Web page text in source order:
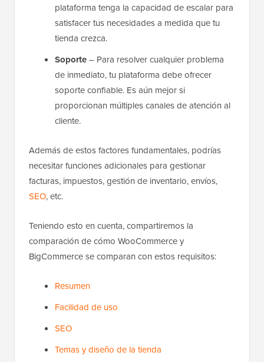
plataforma tenga la capacidad de escalar para
satisfacer tus necesidades a medida que tu
tienda crezca.
Soporte– Para resolver cualquier problema
de inmediato, tu plataforma debe ofrecer
soporte confiable. Es aún mejor si
proporcionan múltiples canales de atención al
cliente.
Además de estos factores fundamentales, podrías
necesitar funciones adicionales para gestionar
facturas, impuestos, gestión de inventario, envíos,
SEO, etc.
Teniendo esto en cuenta, compartiremos la
comparación de cómo WooCommerce y
BigCommerce se comparan con estos requisitos:
Resumen
Facilidad de uso
SEO
Temas y diseño de la tienda